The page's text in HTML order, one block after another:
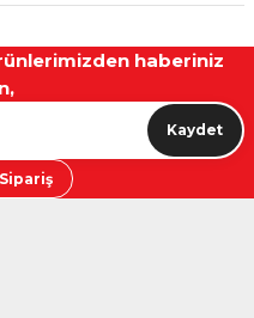
haberiniz
Kaydet